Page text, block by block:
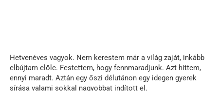
Hetvenéves vagyok. Nem kerestem már a világ zaját, inkább
elbújtam előle. Festettem, hogy fennmaradjunk. Azt hittem,
ennyi maradt. Aztán egy őszi délutánon egy idegen gyerek
sírása valami sokkal nagyobbat indított el.